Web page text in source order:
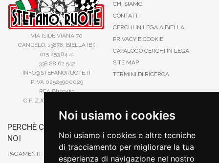
Noi usiamo i cookies
Noi usiamo i cookies e altre tecniche
di tracciamento per migliorare la tua
esperienza di navigazione nel nostro
VIA ISIDE VIANA 70
CANDELO, 13878, BIELLA (BI)
015 253 84 41
338 88 62 542
INFO@STEFANORUOTE.IT
P.IVA 02525900029
REA BI193453
C.F. ZJOSFN73H14A859X
CHI SIAMO
CONTATTI
CERCHI IN LEGA A BIELLA
PRIVACY E COOKIE
CATALOGO CERCHI IN LEGA
SITE MAP
TERMINI DI RICERCA
PERCHÈ COMPRARE DA
NOI
PAGAMENTI
CARTA DI CREDITO
PAYPAL
CONTRASSEGNO